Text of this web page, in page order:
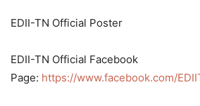
EDII-TN Official Poster
EDII-TN Official Facebook
Page: https://www.facebook.com/